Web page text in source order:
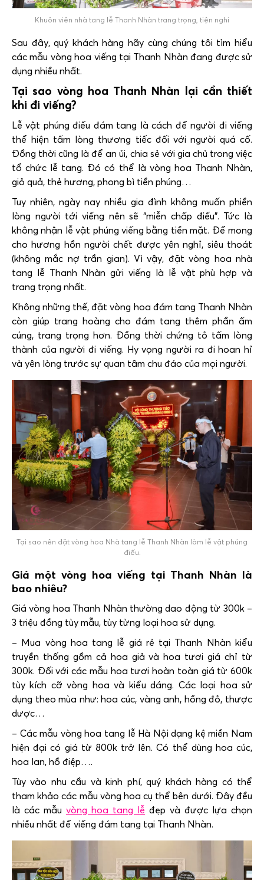
Khuôn viên nhà tang lễ Thanh Nhàn trang trọng, tiện nghi
Sau đây, quý khách hàng hãy cùng chúng tôi tìm hiểu
các mẫu vòng hoa viếng tại Thanh Nhàn đang được sử
dụng nhiều nhất.
Tại sao vòng hoa Thanh Nhàn lại cần thiết
khi đi viếng?
Lễ vật phúng điếu đám tang là cách để người đi viếng
thể hiện tấm lòng thương tiếc đối với người quá cố.
Đồng thời cũng là để an ủi, chia sẻ với gia chủ trong việc
tổ chức lễ tang. Đó có thể là vòng hoa Thanh Nhàn,
giỏ quả, thẻ hương, phong bì tiền phúng…
Tuy nhiên, ngày nay nhiều gia đình không muốn phiền
lòng người tới viếng nên sẽ “miễn chấp điếu”. Tức là
không nhận lễ vật phúng viếng bằng tiền mặt. Để mong
cho hương hồn người chết được yên nghỉ, siêu thoát
(không mắc nợ trần gian). Vì vậy, đặt vòng hoa nhà
tang lễ Thanh Nhàn gửi viếng là lễ vật phù hợp và
trang trọng nhất.
Không những thế, đặt vòng hoa đám tang Thanh Nhàn
còn giúp trang hoàng cho đám tang thêm phần ấm
cúng, trang trọng hơn. Đồng thời chứng tỏ tấm lòng
thành của người đi viếng. Hy vọng người ra đi hoan hỉ
và yên lòng trước sự quan tâm chu đáo của mọi người.
Tại sao nên đặt vòng hoa Nhà tang lễ Thanh Nhàn làm lễ vật phúng
điếu.
Giá một vòng hoa viếng tại Thanh Nhàn là
bao nhiêu?
Giá vòng hoa Thanh Nhàn thường dao động từ 300k –
3 triệu đồng tùy mẫu, tùy từng loại hoa sử dụng.
– Mua vòng hoa tang lễ giá rẻ tại Thanh Nhàn kiểu
truyền thống gồm cả hoa giả và hoa tươi giá chỉ từ
300k. Đối với các mẫu hoa tươi hoàn toàn giá từ 600k
tùy kích cỡ vòng hoa và kiểu dáng. Các loại hoa sử
dụng theo mùa như: hoa cúc, vàng anh, hồng đỏ, thược
dược…
– Các mẫu vòng hoa tang lễ Hà Nội dạng kệ miền Nam
hiện đại có giá từ 800k trở lên. Có thể dùng hoa cúc,
hoa lan, hồ điệp….
Tùy vào nhu cầu và kinh phí, quý khách hàng có thể
tham khảo các mẫu vòng hoa cụ thể bên dưới. Đây đều
là các mẫu vòng hoa tang lễ đẹp và được lựa chọn
nhiều nhất để viếng đám tang tại Thanh Nhàn.